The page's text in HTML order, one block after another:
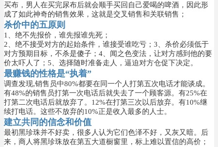
买布，男人在买完尿布后就会顺手买回自己爱喝的啤酒，因此形
成了如此神奇的销售效果，这就是交叉销售和关联销售；
杀价中的五原则
1、绝不先报价，谁先报谁先死；
2、绝不接受对方的起始条件，谁接受谁吃亏； 3、杀价必须低于
对方预期目标，不杀是傻子； 4、闻之色变法，让对方感到他的要
价太吓人了； 5、选择随时准备走人，逼迫对方仓促下决定。
最赚钱的性格是“执着”
调查发现,销售员中80%都要在同一个人打第五次电话才能谈成。
有48%的销售员打第一次电话后就失去了一个顾客源。有25%在
打第二次电话后就放弃了。12%在打第三次以后放弃。有10%继
续打电话。这些不放弃的10%正是收入最多的人士。
建立共同的信念和价值
最初黑珍珠并不好卖，很多人认为它们色泽不好，又灰又暗。后
来，商人将黑珍珠放在第五大道橱窗里，标上难以置信的高价；